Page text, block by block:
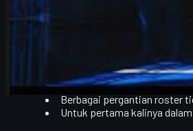
Secara naratif, Vitality adalah tim yang
Kalau ropz naik ke puncak, jalurkarrigan
FaZe Clanperlahan merosot
Berbagai pergantian roster
Untuk pertama kalinya